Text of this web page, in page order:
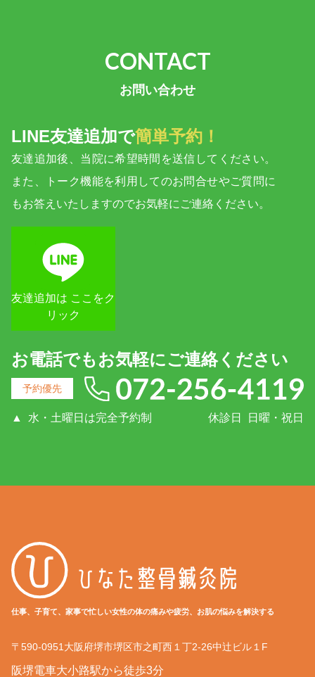
お問い合わせ
LINE友達追加で簡単予約！
友達追加後、当院に希望時間を送信してください。
また、トーク機能を利用してのお問合せやご質問に
もお答えいたしますのでお気軽にご連絡ください。
友達追加は ここをク
リック
お電話でもお気軽にご連絡ください
予約優先
▲ 水・土曜日は完全予約制 休診日 日曜・祝日
仕事、子育て、家事で忙しい女性の体の痛みや疲労、お肌の悩みを解決する
〒590-0951 大阪府堺市堺区市之町西１丁2-26中辻ビル１F
阪堺電車大小路駅から徒歩3分